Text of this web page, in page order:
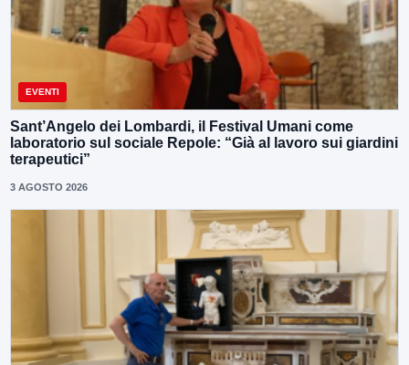
EVENTI
Sant’Angelo dei Lombardi, il Festival Umani come
laboratorio sul sociale Repole: “Già al lavoro sui giardini
terapeutici”
3 AGOSTO 2026